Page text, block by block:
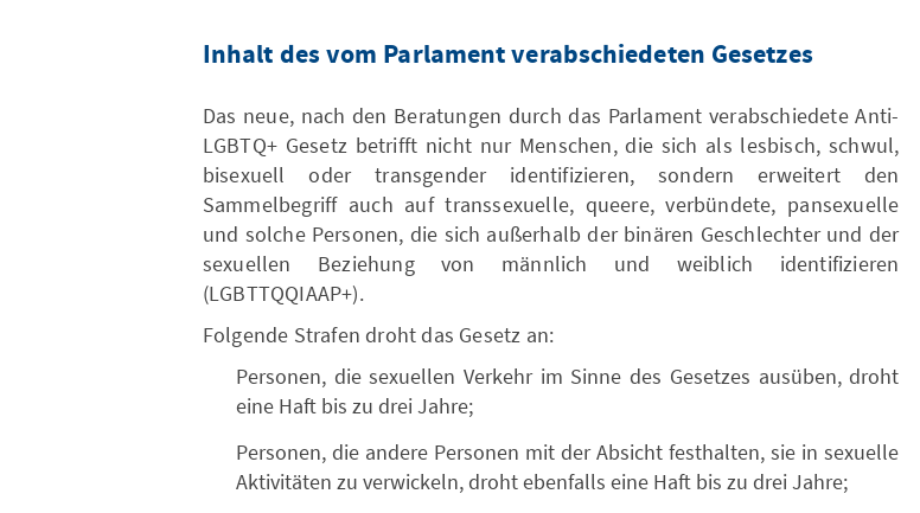
Inhalt des vom Parlament verabschiedeten Gesetzes
Das neue, nach den Beratungen durch das Parlament verabschiedete Anti-
LGBTQ+ Gesetz betrifft nicht nur Menschen, die sich als lesbisch, schwul,
bisexuell oder transgender identifizieren, sondern erweitert den
Sammelbegriff auch auf transsexuelle, queere, verbündete, pansexuelle
und solche Personen, die sich außerhalb der binären Geschlechter und der
sexuellen Beziehung von männlich und weiblich identifizieren
(LGBTTQQIAAP+).
Folgende Strafen droht das Gesetz an:
Personen, die sexuellen Verkehr im Sinne des Gesetzes ausüben, droht
eine Haft bis zu drei Jahre;
Personen, die andere Personen mit der Absicht festhalten, sie in sexuelle
Aktivitäten zu verwickeln, droht ebenfalls eine Haft bis zu drei Jahre;